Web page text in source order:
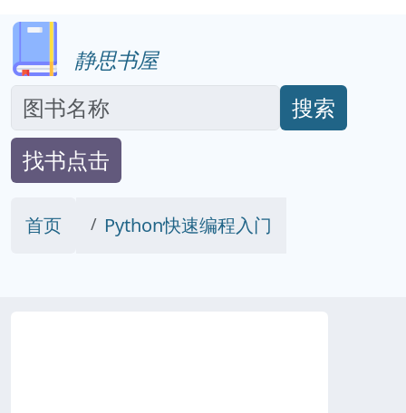
静思书屋
搜索
找书点击
首页 Python快速编程入门